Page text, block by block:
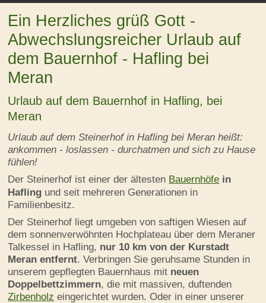
Ein Herzliches grüß Gott -
Abwechslungsreicher Urlaub auf
dem Bauernhof - Hafling bei
Meran
Urlaub auf dem Bauernhof in Hafling, bei
Meran
Urlaub auf dem Steinerhof in Hafling bei Meran heißt:
ankommen - loslassen - durchatmen und sich zu Hause
fühlen!
Der Steinerhof ist einer der ältesten Bauernhöfe in
Hafling und seit mehreren Generationen in
Familienbesitz.
Der Steinerhof liegt umgeben von saftigen Wiesen auf
dem sonnenverwöhnten Hochplateau über dem Meraner
Talkessel in Hafling, nur 10 km von der Kurstadt
Meran entfernt. Verbringen Sie geruhsame Stunden in
unserem gepflegten Bauernhaus mit neuen
Doppelbettzimmern, die mit massiven, duftenden
Zirbenholz eingerichtet wurden. Oder in einer unserer